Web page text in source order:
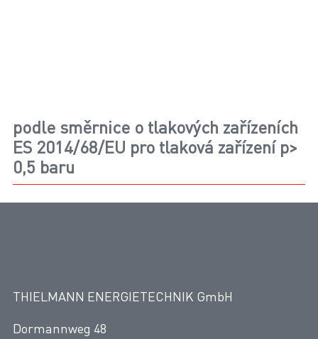
podle směrnice o tlakových zařízeních
ES 2014/68/EU pro tlaková zařízení p>
0,5 baru
Typová zkouška podle směrnice ES o tlakových
filtry 2017-2022
THIELMANN ENERGIETECHNIK GmbH
Dormannweg 48